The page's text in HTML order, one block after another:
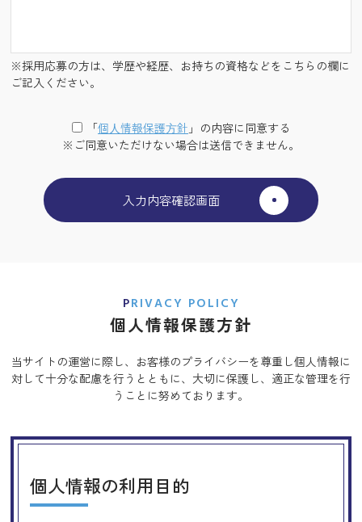
※採用応募の方は、学歴や経歴、お持ちの資格などをこちらの欄に
ご記入ください。
「個⼈情報保護⽅針 」の内容に同意する
※ご同意いただけない場合は送信できません。
PRIVACY POLICY
個人情報保護方針
当サイトの運営に際し、お客様のプライバシーを尊重し個人情報に
対して十分な配慮を行うとともに、 大切に保護し、適正な管理を行
うことに努めております。
個人情報の利用目的